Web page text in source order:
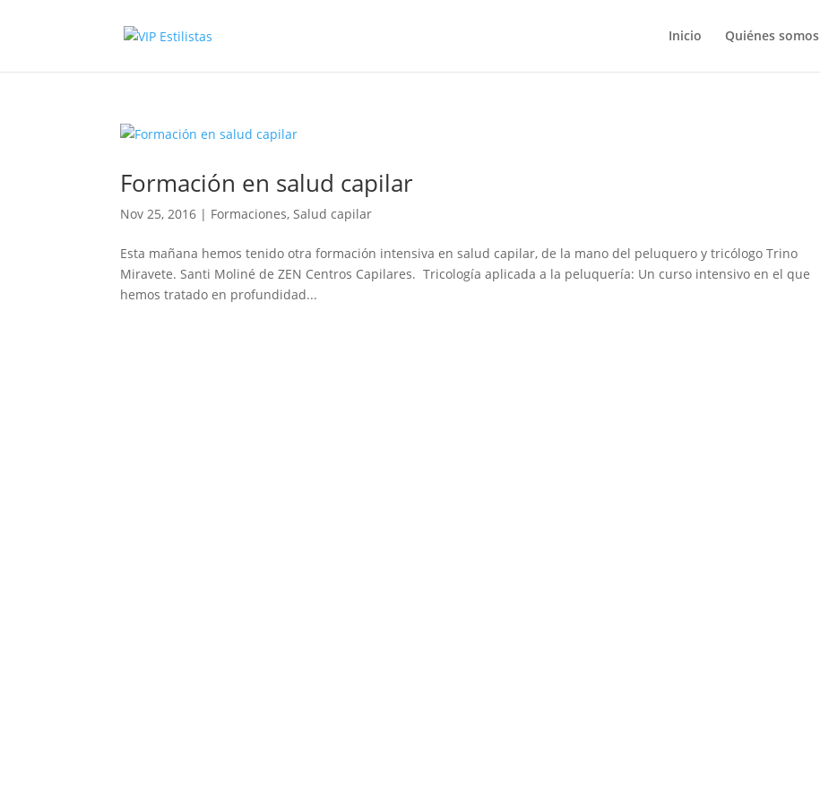
Inicio Quiénes somos
Formación en salud capilar
Nov 25, 2016 | Formaciones,Salud capilar
Esta mañana hemos tenido otra formación intensiva en salud capilar, de la mano del peluquero y tricólogo Trino
Miravete. Santi Moliné de ZEN Centros Capilares. Tricología aplicada a la peluquería: Un curso intensivo en el que
hemos tratado en profundidad...